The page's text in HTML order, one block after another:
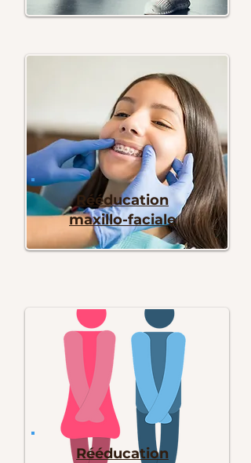
Rééducation
maxillo-faciale
Rééducation